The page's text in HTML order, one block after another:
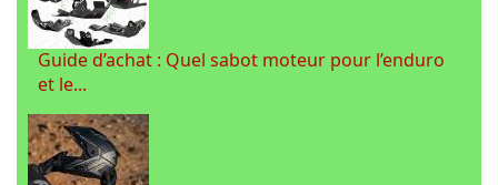
Guide d’achat : Quel sabot moteur pour l’enduro
et le...